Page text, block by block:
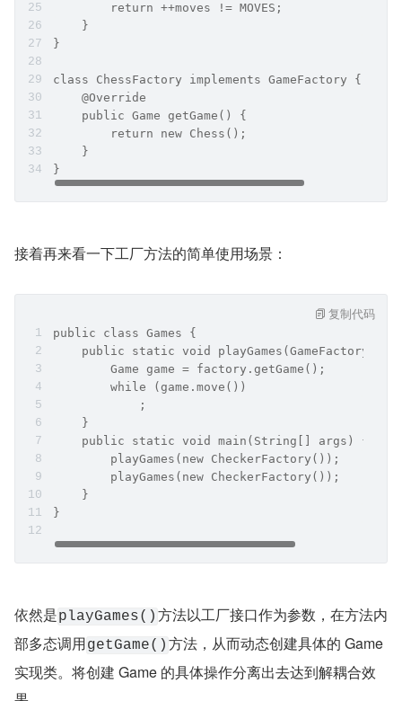
        return ++moves != MOVES;
    }
}
class ChessFactory implements GameFactory {
    @Override
    public Game getGame() {
        return new Chess();
    }
}
接着再来看一下工厂方法的简单使用场景：
public class Games {
public static void playGames(GameFactory
        Game game = factory.getGame();
        while (game.move())
            ;
    }
    public static void main(String[] args) {
        playGames(new CheckerFactory());
        playGames(new CheckerFactory());
    }
}
复制代码
依然是playGames() 方法以工厂接口作为参数，在方法内
部多态调用getGame() 方法，从而动态创建具体的 Game
实现类。将创建 Game 的具体操作分离出去达到解耦合效